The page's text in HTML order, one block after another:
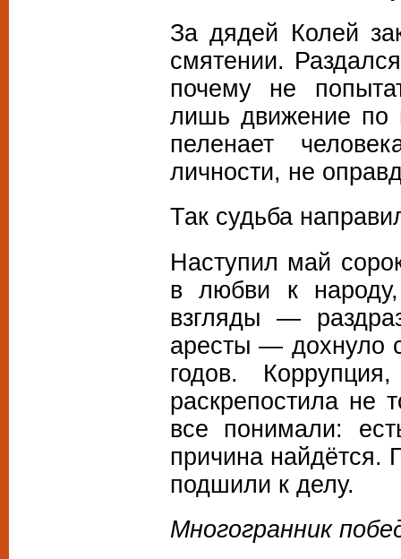
За дядей Колей
смятении.
почему не
лишь движение по
пеленает
личности, не
Так судьба
Наступил май
в любви к
взгляды —
аресты — дохнуло
годов.
раскрепостила не
все понимали:
причина найдётся.
подшили к делу.
Многогранник